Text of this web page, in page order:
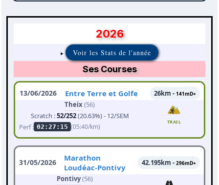
2026
Voir les Stats de l'année
Ses Courses
13/06/2026 Entre Terre et Golfe 26km - 141mD+
Theix(56)
Scratch :52/252(20.63%) - 12/SEM
Perf : 02:27:15 (05:40/km)
TRAIL
31/05/2026
Marathon
Loudéac-Pontivy
42.195km - 296mD+
Pontivy(56)